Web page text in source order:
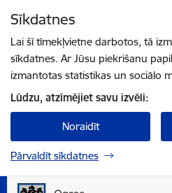
Sīkdatnes
Lai šī tīmekļvietne darbotos, tā
sīkdatnes. Ar Jūsu piekrišanu
izmantotas statistikas un sociālo
Lūdzu, atzīmējiet savu izvēli:
Noraidīt
Pārvaldīt sīkdatnes